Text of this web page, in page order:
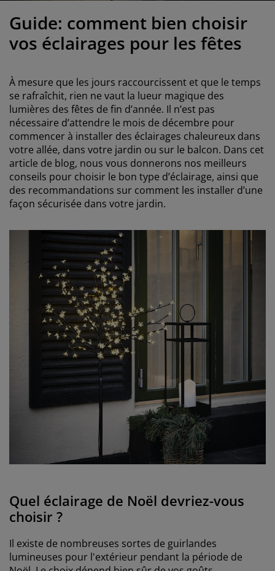
entretien meubles
d'extérieur
et entretien
Guide: comment bien choisir
vos éclairages pour les fêtes
À mesure que les jours raccourcissent et que le temps
se rafraîchit, rien ne vaut la lueur magique des
lumières des fêtes de fin d’année. Il n’est pas
nécessaire d’attendre le mois de décembre pour
commencer à installer des éclairages chaleureux dans
votre allée, dans votre jardin ou sur le balcon. Dans cet
article de blog, nous vous donnerons nos meilleurs
conseils pour choisir le bon type d’éclairage, ainsi que
des recommandations sur comment les installer d’une
façon sécurisée dans votre jardin.
Quel éclairage de Noël devriez-vous
choisir ?
Il existe de nombreuses sortes de guirlandes
lumineuses pour l'extérieur pendant la période de